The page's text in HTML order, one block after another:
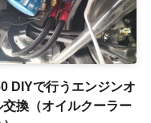
DIYで行うエンジンオ
交換（オイルクーラー